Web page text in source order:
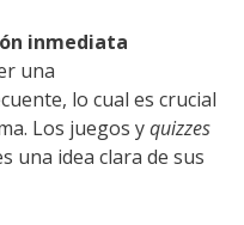
inmediata
una
lo cual es crucial
Los juegos yquizzes
una idea clara de sus